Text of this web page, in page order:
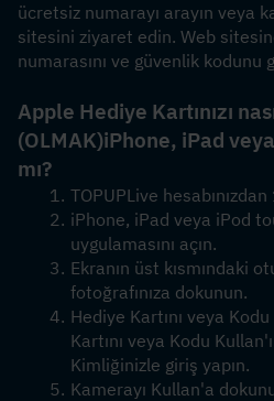
ücretsiz numarayı arayın veya
sitesini ziyaret edin. Web
numarasını ve güvenlik kodunu
Apple Hediye Kartınızı
(OLMAK)iPhone, iPad
mı?
TOPUPLive
iPhone, iPad veya iPod
uygulamasını açın.
Ekranın üst kısmındaki
fotoğrafınıza dokunun.
Hediye Kartını veya
Kartını veya Kodu
Kimliğinizle giriş yapın.
Kamerayı Kullan'a